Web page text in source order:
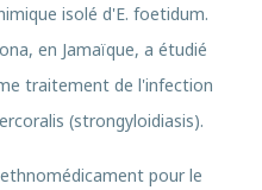
isolé d'E. foetidum.
en Jamaïque, a étudié
traitement de l'infection
(strongyloidiasis).
pour le